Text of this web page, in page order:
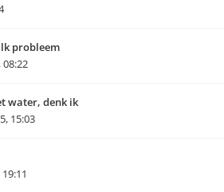
probleem
08:22
water, denk ik
15:03